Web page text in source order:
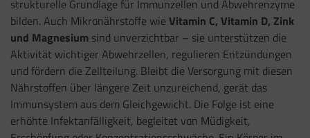
strukturelle Grundlage für Immunzellen und Abwehrenzyme
bilden. Auch Mikronährstoffe wie Vitamin C, Vitamin D, Zink
und Magnesium sind unverzichtbar – sie unterstützen die
Aktivität wichtiger Abwehrzellen, regulieren Entzündungen
und fördern die Zellteilung. Bleibt die Versorgung mit diesen
Nährstoffen über längere Zeit unzureichend, gerät das
Immunsystem aus dem Gleichgewicht. Die Folge ist eine
erhöhte Infektanfälligkeit, begleitet von Müdigkeit,